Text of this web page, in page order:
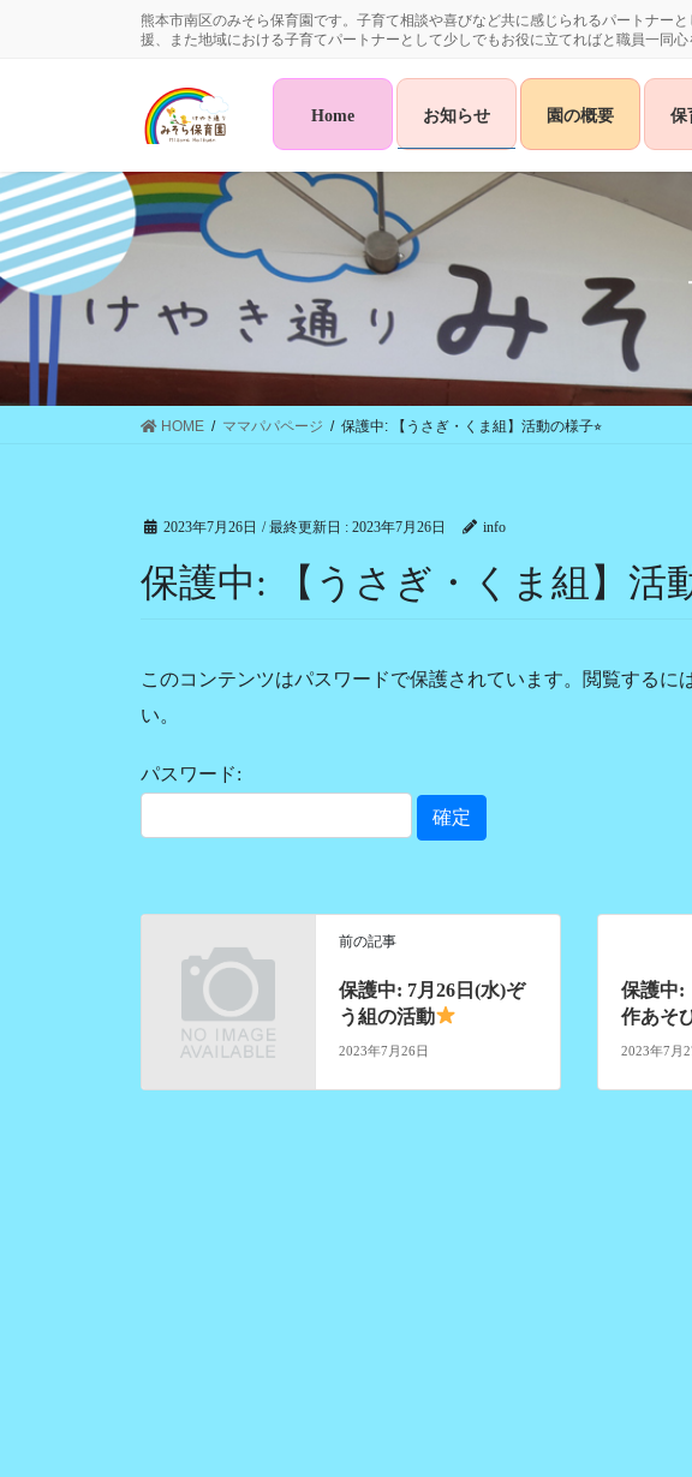
移
動
ン
に
移
動
熊本市南区のみそら保育園です。子育て相談や喜びなど共に感じられるパートナー
援、また地域における子育てパートナーとして少しでもお役に立てればと職員一同
Home お知らせ 園の概要 保
HOME ママパパページ 保護中: 【うさぎ・くま組】活動の様子⭐︎
2023年7月26日 / 最終更新日 : 2023年7月26日 info
保護中: 【うさぎ・くま組】活
このコンテンツはパスワードで保護されています。閲覧するに
い。
パスワード:
前の記事
保護中: 7月26日(水)ぞ
う組の活動
2023年7月26日
保護中:
作あそ
2023年7月